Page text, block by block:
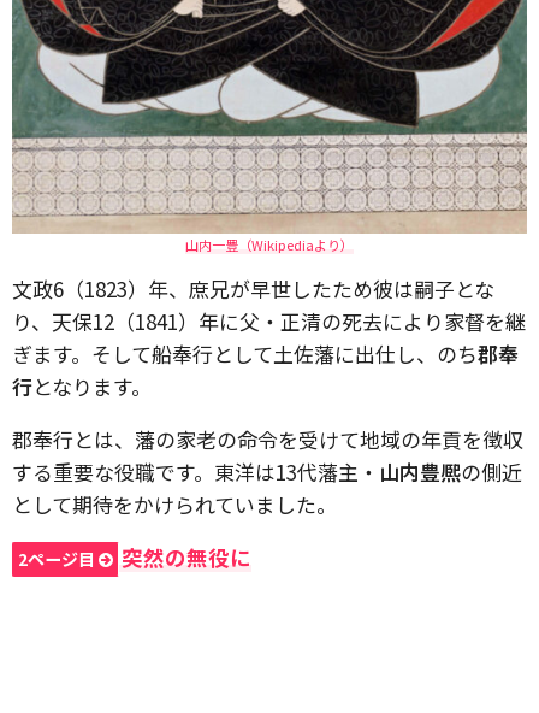
山内一豊（Wikipediaより）
文政6（1823）年、庶兄が早世したため彼は嗣子とな
り、天保12（1841）年に父・正清の死去により家督を継
ぎます。そして船奉行として土佐藩に出仕し、のち郡奉
行となります。
郡奉行とは、藩の家老の命令を受けて地域の年貢を徴収
する重要な役職です。東洋は13代藩主・ 山内豊熈の側近
として期待をかけられていました。
2ページ目 突然の無役に